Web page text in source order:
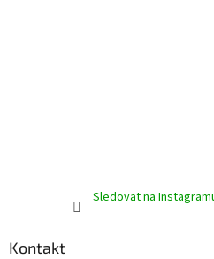
Sledovat na
Kontakt